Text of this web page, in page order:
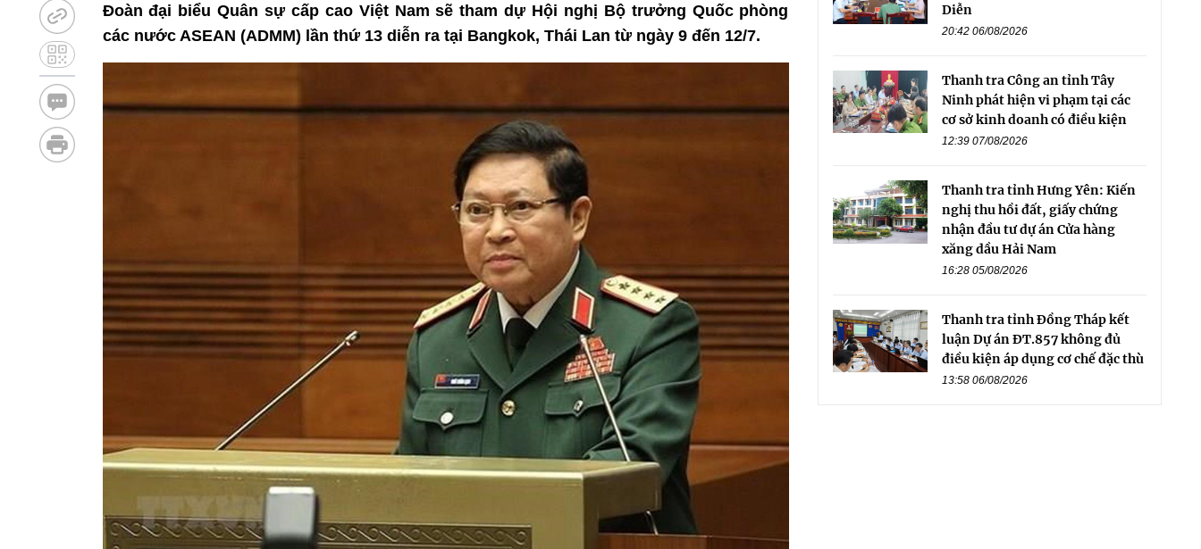
Đoàn đại biểu Quân sự cấp cao Việt Nam sẽ tham dự Hội nghị Bộ trưởng Quốc phòng
các nước ASEAN (ADMM) lần thứ 13 diễn ra tại Bangkok, Thái Lan từ ngày 9 đến 12/7.
Diễn
20:42 06/08/2026
Thanh tra Công an tỉnh Tây
Ninh phát hiện vi phạm tại các
cơ sở kinh doanh có điều kiện
12:39 07/08/2026
Thanh tra tỉnh Hưng Yên: Kiến
nghị thu hồi đất, giấy chứng
nhận đầu tư dự án Cửa hàng
xăng dầu Hải Nam
16:28 05/08/2026
Thanh tra tỉnh Đồng Tháp kết
luận Dự án ĐT.857 không đủ
điều kiện áp dụng cơ chế đặc thù
13:58 06/08/2026